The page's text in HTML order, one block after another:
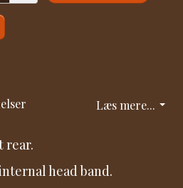
Læs mere...
rear.
head band.